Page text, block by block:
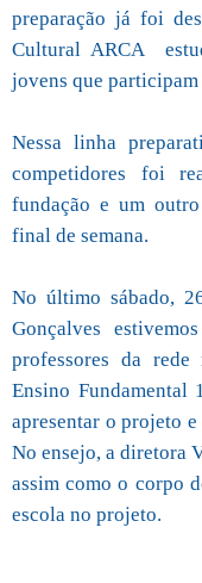
preparação já foi
Cultural ARCA
jovens que
Nessa linha
competidores foi
fundação e um
final de semana.
No último sábado,
Gonçalves
professores da
Ensino Fundamental
apresentar o projeto
No ensejo, a diretora
assim como o corpo
escola no projeto.